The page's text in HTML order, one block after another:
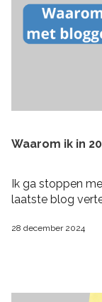
Waarom ik in
Ik ga stoppen
laatste blog
28 december 2024